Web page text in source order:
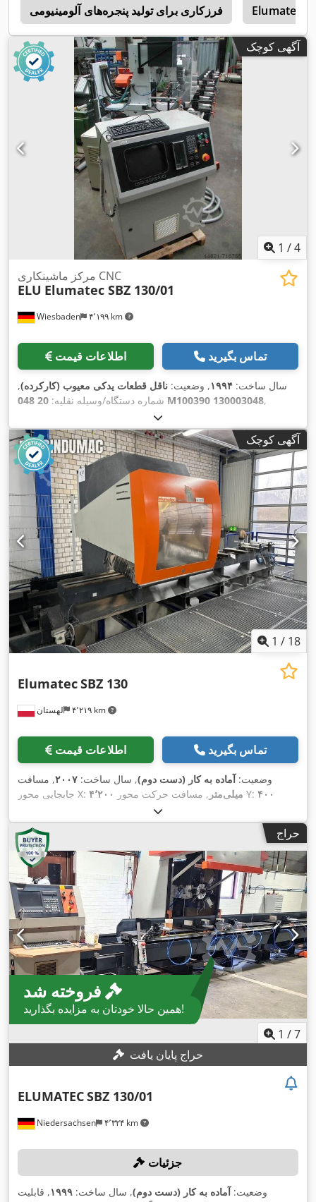
فرزکاری برای تولید پنجره‌های آلومینیومی Elumatec
آگهی کوچک
1 /4
Wiesbaden ۴٬۱۹۹ km
مرکز ماشینکاری CNC
ELU Elumatec SBZ 130/01
اطلاعات قیمت تماس بگیرید
سال ساخت: ۱۹۹۴, وضعیت: ناقل قطعات یدکی معیوب (کارکرده),
شماره دستگاه/وسیله نقلیه: 20 048 M100390 130003048,
آگهی کوچک
1 / 18
لهستان ۴٬۲۱۹ km
ElumatecSBZ 130
اطلاعات قیمت تماس بگیرید
وضعیت:آماده به کار (دست دوم), سال ساخت: ۲۰۰۷, مسافت
جابجایی محور X:
۴٬۲۰۰ میلی‌متر , مسافت حرکت محور Y: ۴۰۰
, مسافت حرکت محور Z:
کیلوگرم, حداکثر سرعت اسپیندل:۶٬۰۰۰ دور/دقیقه
, توان موتور
, تعداد محور:۳ حراج
همین حالا خودتان به مزایده بگذارید!
1 /7
حراج پایان یافت
Niedersachsen ۴٬۳۲۴ km
ELUMATECSBZ 130/01
جزئیات
وضعیت: آماده به کار (دست دوم), سال ساخت: ۱۹۹۹, قابلیت